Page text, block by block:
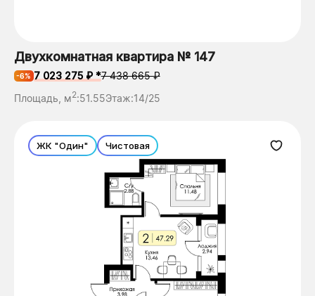
Двухкомнатная квартира № 147
-6% 7 023 275 ₽ *7 438 665 ₽
Площадь, м2:51.55Этаж:14/25
ЖК "Один" Чистовая